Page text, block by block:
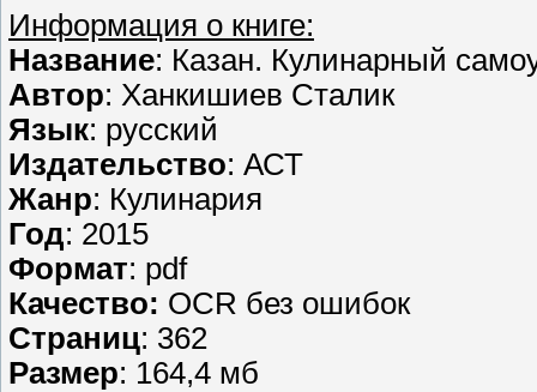
Информация о книге:
Название: Казан. Кулинарный
Автор: Ханкишиев Сталик
Язык: русский
Издательство: АСТ
Жанр: Кулинария
Год: 2015
Формат: pdf
Качество: OCR без ошибок
Страниц: 362
Размер: 164,4 мб